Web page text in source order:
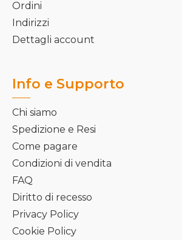
Ordini
Indirizzi
Dettagli account
Info e Supporto
Chi siamo
Spedizione e Resi
Come pagare
Condizioni di vendita
FAQ
Diritto di recesso
Privacy Policy
Cookie Policy